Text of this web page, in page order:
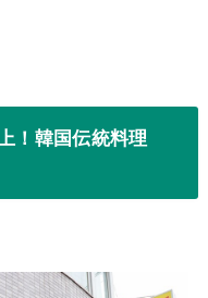
！韓国伝統料理